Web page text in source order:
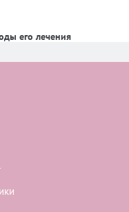
его лечения